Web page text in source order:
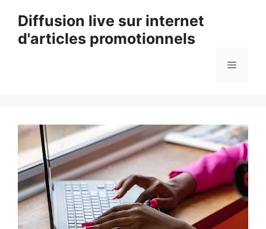
contenu
Diffusion live sur internet
d'articles promotionnels
Menu